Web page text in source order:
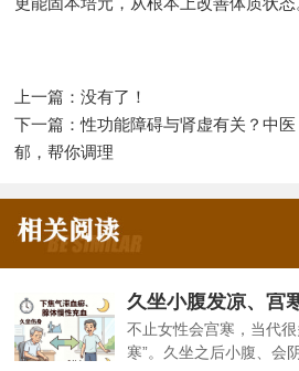
上一篇：没有了！
下一篇：性功能障碍与肾虚有关？中
郁，帮你调理
久坐小腹发凉、宫
不止女性会宫寒，当代
寒”。久坐之后小腹、会阴